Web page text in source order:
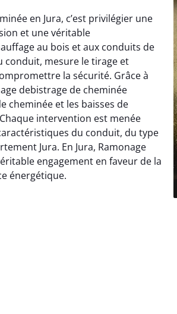
en Jura, c’est privilégier une
et une véritable
au bois et aux conduits de
conduit, mesure le tirage et
la sécurité. Grâce à
debistrage de cheminée
cheminée et les baisses de
intervention est menée
du conduit, du type
Jura. En Jura, Ramonage
engagement en faveur de la
énergétique.